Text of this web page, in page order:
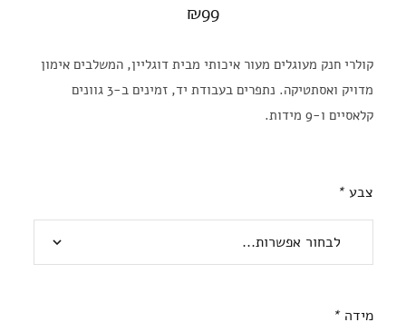
₪99
קולרי חנק מעוגלים מעור איכותי מבית דוגליין, המשלבים אימון
מדויק ואסתטיקה. נתפרים בעבודת יד, זמינים ב-3 גוונים
קלאסיים ו-9 מידות.
צבע*
מידה*